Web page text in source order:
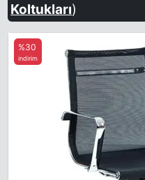
Koltukları)
%30
indirim